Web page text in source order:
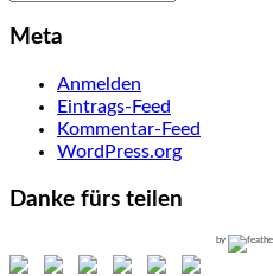
Meta
Anmelden
Eintrags-Feed
Kommentar-Feed
WordPress.org
Danke fürs teilen
by